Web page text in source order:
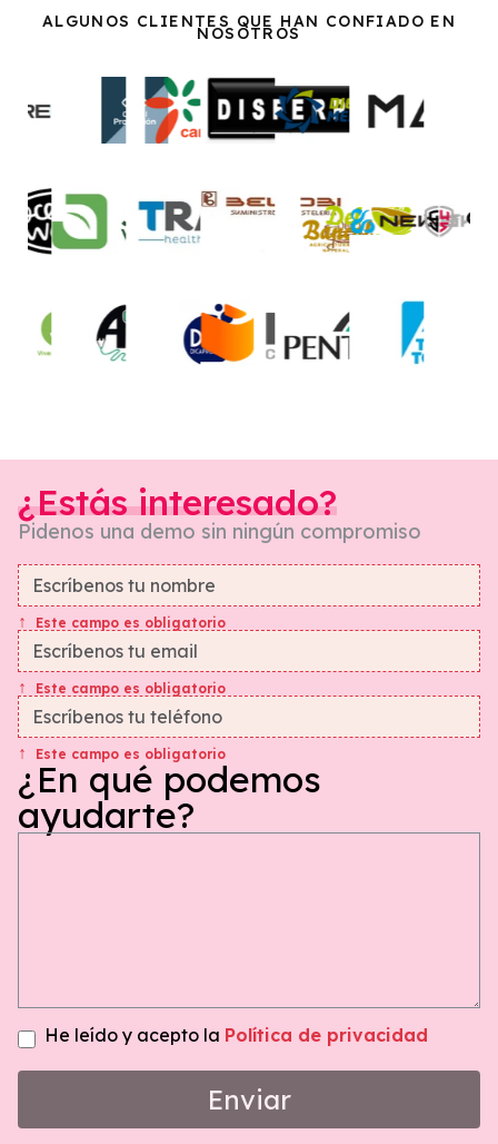
ALGUNOS CLIENTES QUE HAN CONFIADO EN
NOSOTROS
¿Estás interesado?
Pidenos una demo sin ningún compromiso
Este campo es obligatorio
Este campo es obligatorio
Este campo es obligatorio
¿En qué podemos
ayudarte?
He leído y acepto la Política de privacidad
Enviar